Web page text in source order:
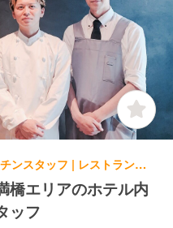
イタリアン, 洋食・西洋料理 | キッチンスタッフ | レストラングループ 天満橋エリア ホテル内レストラン
橋エリアのホテル内
ッフ